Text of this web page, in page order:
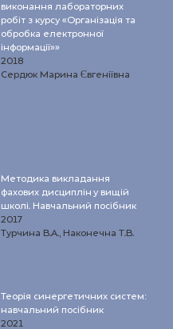
виконання лабораторних
робіт з курсу «Організація та
обробка електронної
інформації»»
2018
Сердюк Марина Євгеніївна
Методика викладання
фахових дисциплін у вищій
школі. Навчальний посібник
2017
Турчина В.А., Наконечна Т.В.
Теорія синергетичних систем:
навчальний посібник
2021